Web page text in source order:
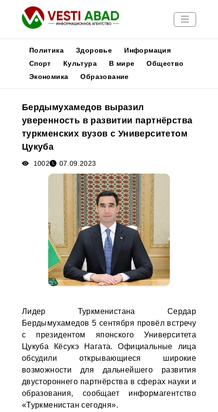
Новости
Медиа
Афиша
Политика Здоровье
Информация
Спорт
Культура В мире
Общество
Экономика
Образование
Бердымухамедов выразил
уверенность в развитии партнёрства
туркменских вузов с Университетом
Цукуба
1002 07.09.2023
Лидер Туркменистана Сердар
Бердымухамедов 5 сентября провёл встречу
с президентом японского Университета
Цукуба Кёсукэ Нагата. Официальные лица
обсудили открывающиеся широкие
возможности для дальнейшего развития
двустороннего партнёрства в сферах науки и
образования, сообщает информагентство
«Туркменистан сегодня».